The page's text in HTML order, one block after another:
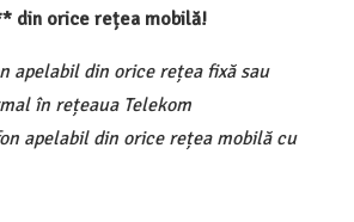
din orice rețea mobilă!
apelabil din orice rețea fixă sau
în rețeaua Telekom
apelabil din orice rețea mobilă cu